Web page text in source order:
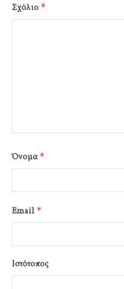
Σχόλιο *
Όνομα*
Email *
Ιστότοπος